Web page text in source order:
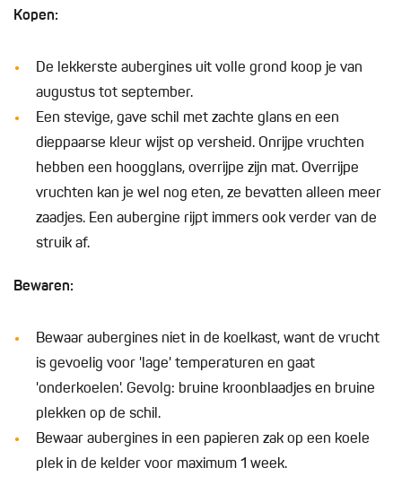
Kopen:
De lekkerste aubergines uit volle grond koop je van
augustus tot september.
Een stevige, gave schil met zachte glans en een
dieppaarse kleur wijst op versheid. Onrijpe vruchten
hebben een hoogglans, overrijpe zijn mat. Overrijpe
vruchten kan je wel nog eten, ze bevatten alleen meer
zaadjes. Een aubergine rijpt immers ook verder van de
struik af.
Bewaren:
Bewaar aubergines niet in de koelkast, want de vrucht
is gevoelig voor 'lage' temperaturen en gaat
'onderkoelen'. Gevolg: bruine kroonblaadjes en bruine
plekken op de schil.
Bewaar aubergines in een papieren zak op een koele
plek in de kelder voor maximum 1 week.